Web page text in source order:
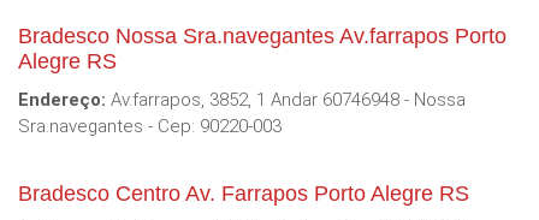
Bradesco Nossa Sra.navegantes Av.farrapos Porto
Alegre RS
Endereço: Av.farrapos, 3852, 1 Andar 60746948 - Nossa
Sra.navegantes - Cep: 90220-003
Bradesco Centro Av. Farrapos Porto Alegre RS